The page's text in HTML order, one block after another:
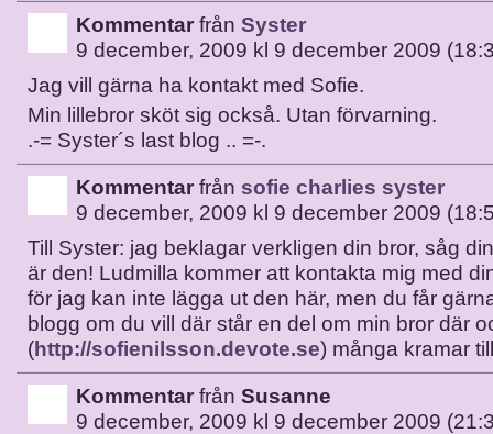
Kommentar från Syster
9 december, 2009 kl 9 december 2009
Jag vill gärna ha kontakt med Sofie.
Min lillebror sköt sig också. Utan förvarning.
.-= Syster´s last blog .. =-.
Kommentar från sofie charlies syster
9 december, 2009 kl 9 december 2009
Till Syster: jag beklagar verkligen din bror, såg
är den! Ludmilla kommer att kontakta mig med
för jag kan inte lägga ut den här, men du får
blogg om du vill där står en del om min bror där
(http://sofienilsson.devote.se) många kramar
Kommentar från Susanne
9 december, 2009 kl 9 december 2009